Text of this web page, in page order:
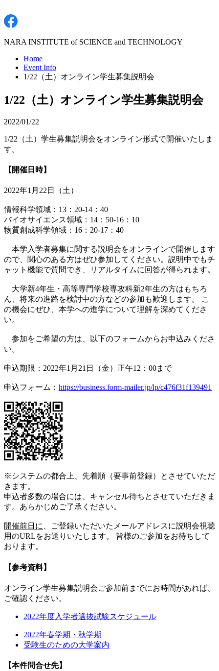
NARA INSTITUTE of SCIENCE and TECHNOLOGY
Home
Event Info
1/22（土）オンライン学生募集説明会
1/22（土）オンライン学生募集説明会
2022/01/22
1/22（土）学生募集説明会をオンライン形式で開催いたしま
す。
【開催日時】
2022年1月22日（土）
情報科学領域：13：20-14：40
バイオサイエンス領域：14：50-16：10
物質創成科学領域：16：20-17：40
本学入学者募集に関する説明会をオンラインで開催します
ので、関心のある方はぜひ参加してください。説明中でもチ
ャット機能で質問でき、リアルタイムに回答が得られます。
大学新4年生・高等専門学校専攻科新2年生の方はもちろ
ん、将来の進路を検討中の方などの参加も歓迎します。 こ
の機会にぜひ、本学への進学について理解を深めてくださ
い。
参加をご希望の方は、以下のフォームからお申込みくださ
い。
申込期限：2022年1月21日（金）正午12：00まで
申込フォーム： https://business.form-mailer.jp/lp/c476f31f139491
※システムの都合上、先着順（要事前登録）とさせていただ
きます。
申込者多数の場合には、キャンセル待ちとさせていただきま
す。あらかじめご了承ください。
開催前日に
、ご登録いただいたメールアドレスに説明会視聴
用のURLをお送りいたします。 皆様のご参加をお待ちして
おります。
【参考資料】
オンライン学生募集説明会ご参加前までにお時間があれば、
ご確認ください。
2022年度入学者選抜試験スケジュール
2022年春学期・秋学期
受験生のための大学案内
【本件問合せ先】